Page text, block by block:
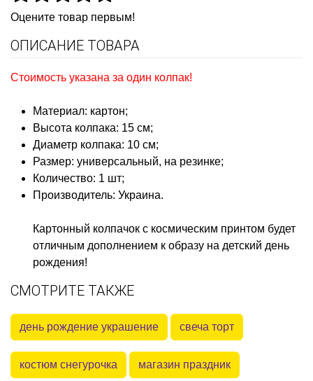
Оцените товар первым!
ОПИСАНИЕ ТОВАРА
Стоимость указана за один колпак!
Материал: картон;
Высота колпака: 15 см;
Диаметр колпака: 10 см;
Размер: универсальный, на резинке;
Количество: 1 шт;
Производитель: Украина.
Картонный колпачок с космическим принтом будет
отличным дополнением к образу на детский день
рождения!
СМОТРИТЕ ТАКЖЕ
день рождение украшение свеча торт
костюм снегурочка магазин праздник